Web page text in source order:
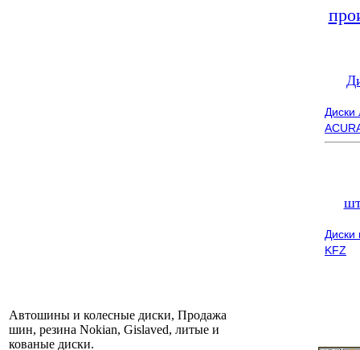
Диски
KFZ
Автошины и колесные диски, Продажа
шин, резина Nokian, Gislaved, литые и
кованые диски.